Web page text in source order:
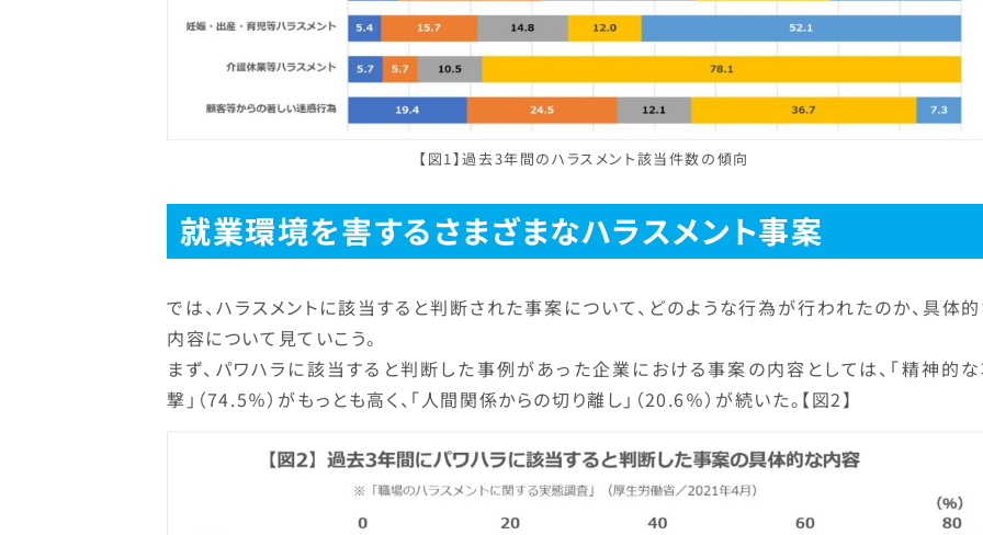
【図1】過去3年間のハラスメント該当件数の傾向
就業環境を害するさまざまなハラスメント事案
では、ハラスメントに該当すると判断された事案について、どのような行為が行われたのか、具体
内容について見ていこう。
まず、パワハラに該当すると判断した事例があった企業における事案の内容としては、「精神的
撃」（74.5％）がもっとも高く、「人間関係からの切り離し」（20.6％）が続いた。【図2】